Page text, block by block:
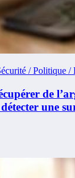
/ Politique /
de
une